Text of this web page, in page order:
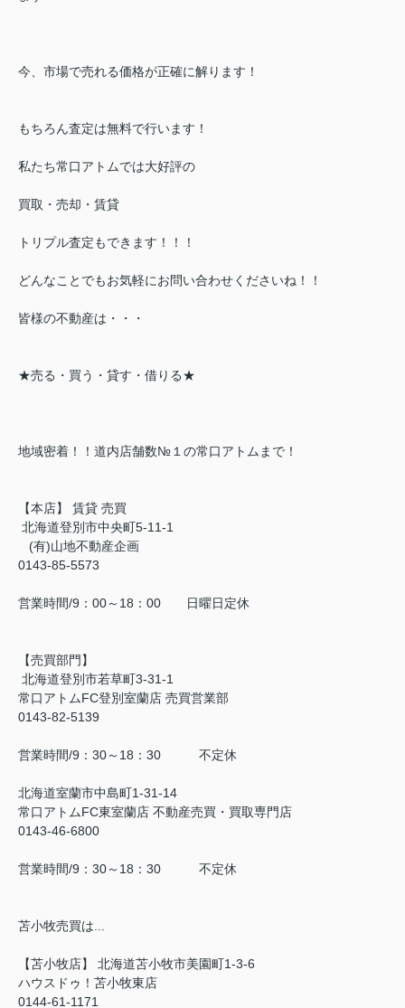
今、市場で売れる価格が正確に解ります！
もちろん査定は無料で行います！
私たち常口アトムでは大好評の
買取・売却・賃貸
トリプル査定もできます！！！
どんなことでもお気軽にお問い合わせくださいね！！
皆様の不動産は・・・
★売る・買う・貸す・借りる★
地域密着！！道内店舗数№１の常口アトムまで！
【本店】 賃貸 売買
北海道登別市中央町5-11-1
(有)山地不動産企画
0143-85-5573
営業時間/9：00～18：00 日曜日定休
【売買部門】
北海道登別市若草町3-31-1
常口アトムFC登別室蘭店 売買営業部
0143-82-5139
営業時間/9：30～18：30 不定休
北海道室蘭市中島町1-31-14
常口アトムFC東室蘭店 不動産売買・買取専門店
0143-46-6800
営業時間/9：30～18：30 不定休
苫小牧売買は...
【苫小牧店】 北海道苫小牧市美園町1-3-6
ハウスドゥ！苫小牧東店
0144-61-1171